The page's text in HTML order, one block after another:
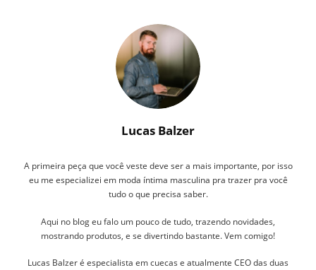
Lucas Balzer
A primeira peça que você veste deve ser a mais importante, por isso
eu me especializei em moda íntima masculina pra trazer pra você
tudo o que precisa saber.
Aqui no blog eu falo um pouco de tudo, trazendo novidades,
mostrando produtos, e se divertindo bastante. Vem comigo!
Lucas Balzer é especialista em cuecas e atualmente CEO das duas